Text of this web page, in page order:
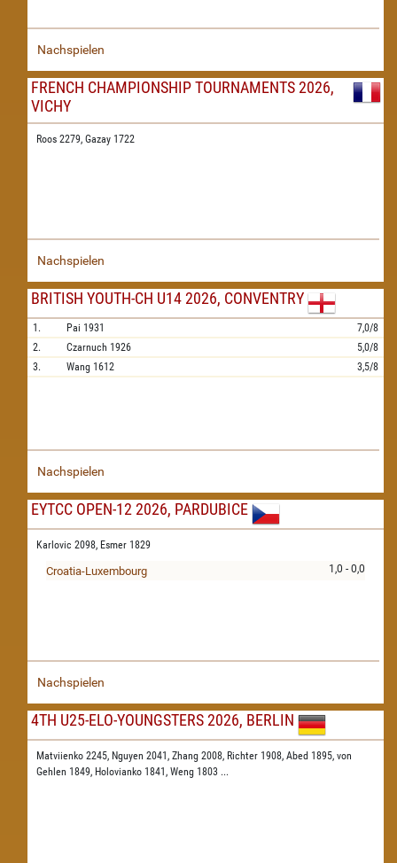
Nachspielen
FRENCH CHAMPIONSHIP TOURNAMENTS 2026,
VICHY
Roos 2279, Gazay 1722
Nachspielen
BRITISH YOUTH-CH U14 2026, CONVENTRY
1. Pai 1931
7,0/8
2.
Czarnuch 1926
5,0/8
3.
Wang 1612 3,5/8
Nachspielen
EYTCC OPEN-12 2026, PARDUBICE
Karlovic 2098, Esmer 1829
1,0 - 0,0
Croatia-Luxembourg
Nachspielen
4TH U25-ELO-YOUNGSTERS 2026, BERLIN
Matviienko 2245, Nguyen 2041, Zhang 2008, Richter 1908, Abed 1895, von
Gehlen 1849, Holovianko 1841, Weng 1803 ...